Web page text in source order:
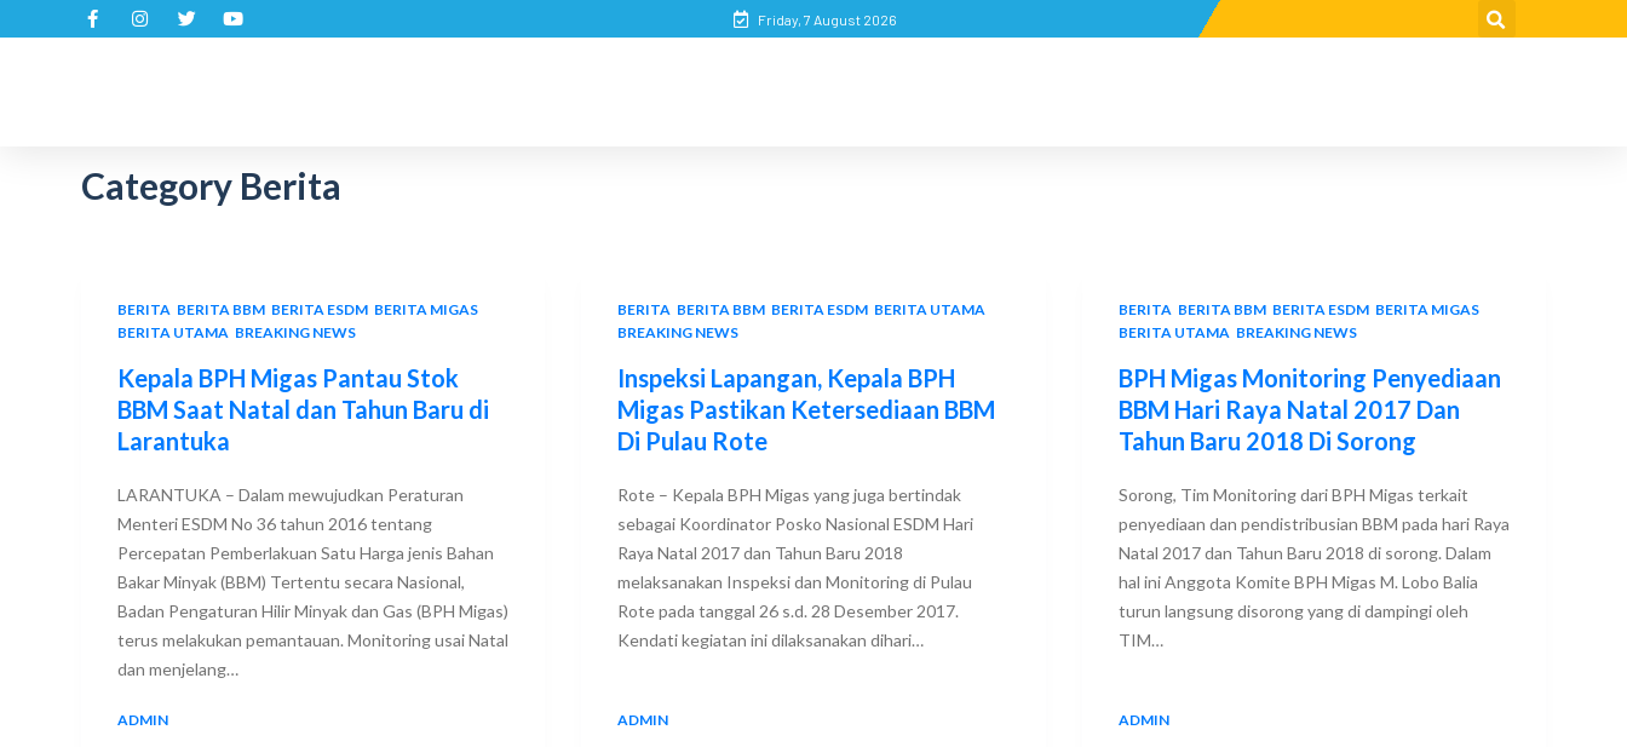
Friday, 7 August 2026
Category Berita
BERITA BERITA BBM BERITA ESDM BERITA MIGAS
BERITA UTAMA BREAKING NEWS
Kepala BPH Migas Pantau Stok
BBM Saat Natal dan Tahun Baru di
Larantuka
LARANTUKA – Dalam mewujudkan Peraturan
Menteri ESDM No 36 tahun 2016 tentang
Percepatan Pemberlakuan Satu Harga jenis Bahan
Bakar Minyak (BBM) Tertentu secara Nasional,
Badan Pengaturan Hilir Minyak dan Gas (BPH Migas)
terus melakukan pemantauan. Monitoring usai Natal
dan menjelang…
ADMIN
BERITA BERITA BBM BERITA ESDM BERITA UTAMA
BREAKING NEWS
Inspeksi Lapangan, Kepala BPH
Migas Pastikan Ketersediaan BBM
Di Pulau Rote
Rote – Kepala BPH Migas yang juga bertindak
sebagai Koordinator Posko Nasional ESDM Hari
Raya Natal 2017 dan Tahun Baru 2018
melaksanakan Inspeksi dan Monitoring di Pulau
Rote pada tanggal 26 s.d. 28 Desember 2017.
Kendati kegiatan ini dilaksanakan dihari…
ADMIN
BERITA, BERITA BBM, BERITA ESDM, BERITA MIGAS,
BERITA UTAMA, BREAKING NEWS
BPH Migas Monitoring Penyediaan
BBM Hari Raya Natal 2017 Dan
Tahun Baru 2018 Di Sorong
Sorong, Tim Monitoring dari BPH Migas terkait
penyediaan dan pendistribusian BBM pada hari Raya
Natal 2017 dan Tahun Baru 2018 di sorong. Dalam
hal ini Anggota Komite BPH Migas M. Lobo Balia
turun langsung disorong yang di dampingi oleh
TIM…
ADMIN